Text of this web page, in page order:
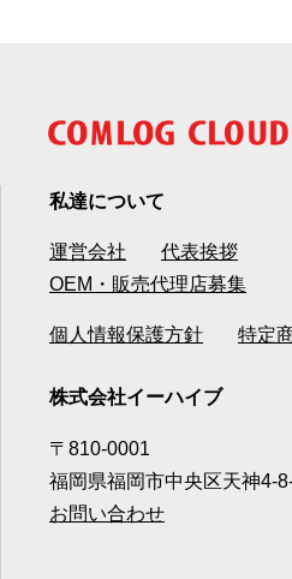
私達について
運営会社
代表挨拶
OEM・販売代理店募集
個人情報保護方針 特定
株式会社イーハイブ
〒810-0001
福岡県福岡市中央区天神4-
お問い合わせ